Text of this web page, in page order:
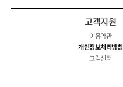
고객지원
이용약관
개인정보처리방침
고객센터